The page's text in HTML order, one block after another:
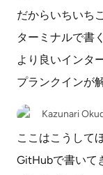
だからいちいち
ターミナルで書
より良いインタ
プランクインが
Kazunari
ここはこうして
GitHubで書いて